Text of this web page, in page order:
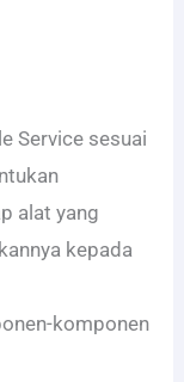
Service sesuai
alat yang
kepada
komponen